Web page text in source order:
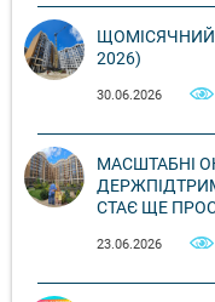
ЩОМІСЯЧНИЙ
2026)
30.06.2026
МАСШТАБНІ
СТАЄ ЩЕ
23.06.2026